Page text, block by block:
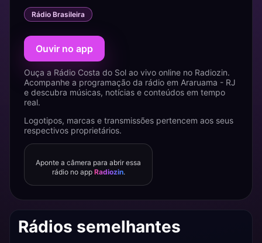
Rádio Brasileira
Ouvir no app
Ouça a Rádio Costa do Sol ao vivo online no Radiozin.
Acompanhe a programação da rádio em Araruama - RJ
e descubra músicas, notícias e conteúdos em tempo
real.
Logotipos, marcas e transmissões pertencem aos seus
respectivos proprietários.
Aponte a câmera para abrir essa
rádio no app Radiozin.
Rádios semelhantes